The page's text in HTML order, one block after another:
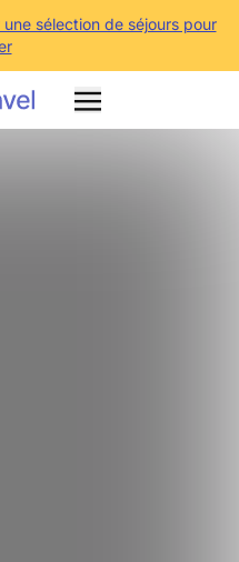
sélection de séjours pour